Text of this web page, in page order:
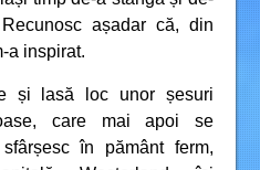
așadar că, din
a inspirat.
și lasă loc unor șesuri
care mai apoi se
în pământ ferm,